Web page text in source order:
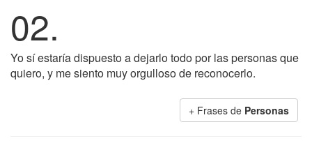
02.
Yo sí estaría dispuesto a dejarlo todo por las personas que
quiero, y me siento muy orgulloso de reconocerlo.
+ Frases de Personas